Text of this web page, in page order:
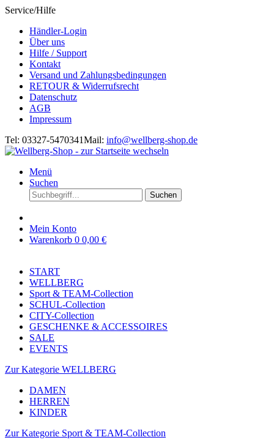
Service/Hilfe
Händler-Login
Über uns
Hilfe / Support
Kontakt
Versand und Zahlungsbedingungen
RETOUR & Widerrufsrecht
Datenschutz
AGB
Impressum
Tel: 03327-5470341Mail: info@wellberg-shop.de
Menü
Suchen
Suchen
Mein Konto
Warenkorb 0 0,00 €
START
WELLBERG
Sport & TEAM-Collection
SCHUL-Collection
CITY-Collection
GESCHENKE & ACCESSOIRES
SALE
EVENTS
Zur Kategorie WELLBERG
DAMEN
HERREN
KINDER
Zur Kategorie Sport & TEAM-Collection